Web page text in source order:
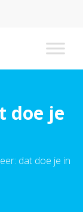
doe je
dat doe je in